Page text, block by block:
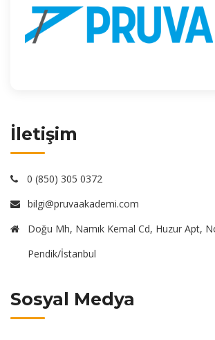
İletişim
0 (850) 305 0372
bilgi@pruvaakademi.com
Doğu Mh, Namık Kemal Cd, Huzur Apt,
Pendik/İstanbul
Sosyal Medya